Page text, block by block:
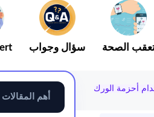
سؤال وجواب الصحة
أهم المقالات